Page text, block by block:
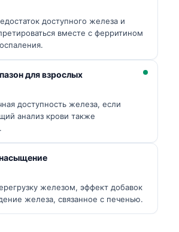
доступного железа и
вместе с ферритином
для взрослых
доступность железа, если
анализ крови также
железом, эффект добавок
железа, связанное с печенью.
мова